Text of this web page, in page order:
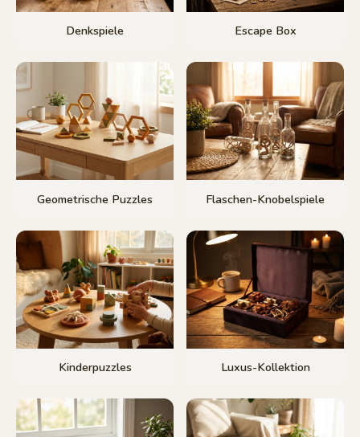
Denkspiele Escape Box
Geometrische Puzzles Flaschen-Knobelspiele
Kinderpuzzles Luxus-Kollektion